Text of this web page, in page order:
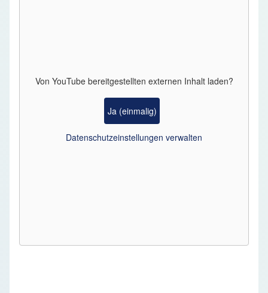
Von YouTubebereitgestellten externen Inhalt laden?
Ja (einmalig)
Datenschutzeinstellungen verwalten